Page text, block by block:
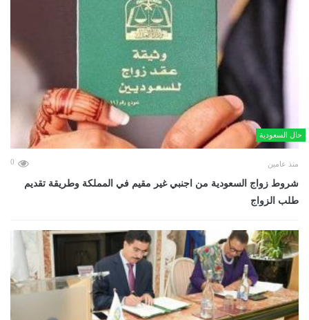
حال السعودية
منذ عامين 0
شروط زواج السعودية من اجنبي غير مقيم في المملكة وطريقة تقديم
طلب الزواج